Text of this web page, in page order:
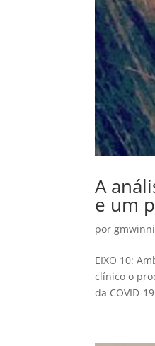
A
e um
por
EIXO 10:
clínico o
da COVID-